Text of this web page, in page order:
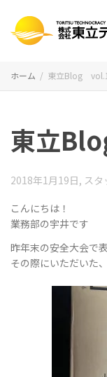
ホーム 東立Blog
東立
2018年1月19日, スタ
こんにちは！
業務部の宇井です
昨年末の安全大会で
その際にいただいた